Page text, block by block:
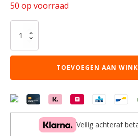
50 op voorraad
MET
WIT
aantal
TOEVOEGEN AAN
Veilig achteraf